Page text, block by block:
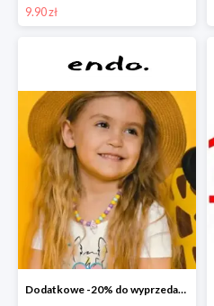
9.90 zł
Dodatkowe -20% do wyprzedaży w Endo